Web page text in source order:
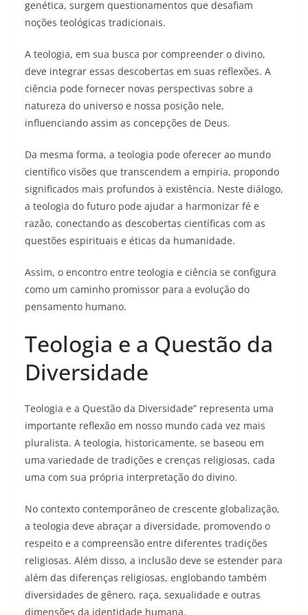
genética, surgem questionamentos que desafiam
noções teológicas tradicionais.
A teologia, em sua busca por compreender o divino,
deve integrar essas descobertas em suas reflexões. A
ciência pode fornecer novas perspectivas sobre a
natureza do universo e nossa posição nele,
influenciando assim as concepções de Deus.
Da mesma forma, a teologia pode oferecer ao mundo
científico visões que transcendem a empiria, propondo
significados mais profundos à existência. Neste diálogo,
a teologia do futuro pode ajudar a harmonizar fé e
razão, conectando as descobertas científicas com as
questões espirituais e éticas da humanidade.
Assim, o encontro entre teologia e ciência se configura
como um caminho promissor para a evolução do
pensamento humano.
Teologia e a Questão da
Diversidade
Teologia e a Questão da Diversidade” representa uma
importante reflexão em nosso mundo cada vez mais
pluralista. A teologia, historicamente, se baseou em
uma variedade de tradições e crenças religiosas, cada
uma com sua própria interpretação do divino.
No contexto contemporâneo de crescente globalização,
a teologia deve abraçar a diversidade, promovendo o
respeito e a compreensão entre diferentes tradições
religiosas. Além disso, a inclusão deve se estender para
além das diferenças religiosas, englobando também
diversidades de gênero, raça, sexualidade e outras
dimensões da identidade humana.